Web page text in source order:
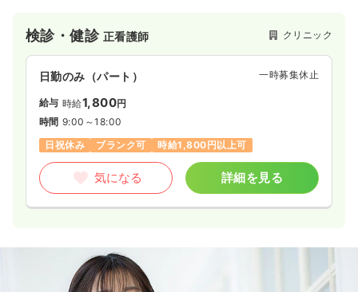
検診・健診 正看護師 クリニック
日勤のみ（パート） 一時募集休止
給与 時給1,800円
時間 9:00～18:00
日祝休み
ブランク可 時給1,800円以上可
気になる 詳細を見る